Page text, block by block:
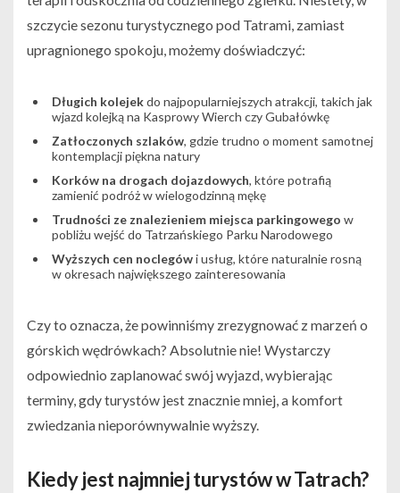
szczycie sezonu turystycznego pod Tatrami, zamiast
upragnionego spokoju, możemy doświadczyć:
Długich kolejekdo najpopularniejszych atrakcji, takich jak
wjazd kolejką na Kasprowy Wierch czy Gubałówkę
Zatłoczonych szlaków, gdzie trudno o moment samotnej
kontemplacji piękna natury
Korków na drogach dojazdowych, które potrafią
zamienić podróż w wielogodzinną mękę
Trudności ze znalezieniem miejsca parkingowego w
pobliżu wejść do Tatrzańskiego Parku Narodowego
Wyższych cen noclegówi usług, które naturalnie rosną
w okresach największego zainteresowania
Czy to oznacza, że powinniśmy zrezygnować z marzeń o
górskich wędrówkach? Absolutnie nie! Wystarczy
odpowiednio zaplanować swój wyjazd, wybierając
terminy, gdy turystów jest znacznie mniej, a komfort
zwiedzania nieporównywalnie wyższy.
Kiedy jest najmniej turystów w Tatrach?